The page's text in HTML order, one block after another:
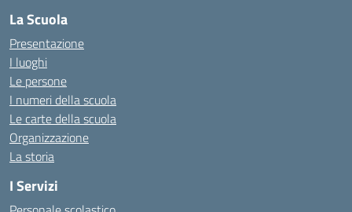
La Scuola
Presentazione
I luoghi
Le persone
I numeri della scuola
Le carte della scuola
Organizzazione
La storia
I Servizi